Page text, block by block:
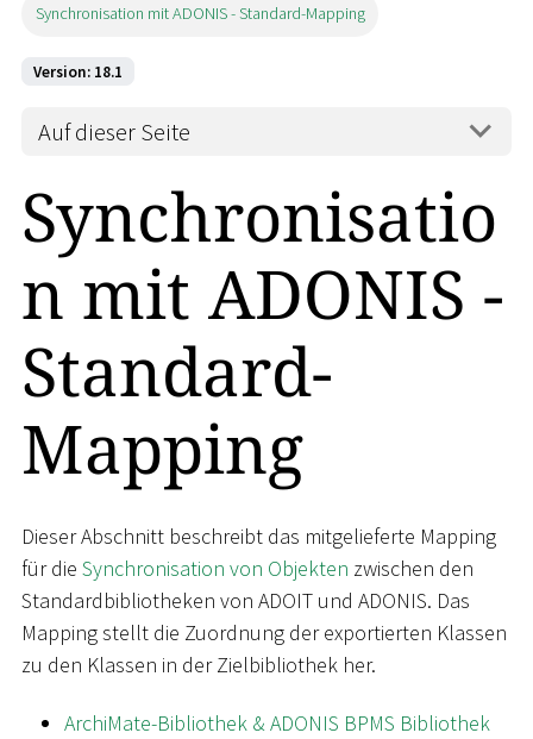
Synchronisation mit ADONIS - Standard-Mapping
Version: 18.1
Auf dieser Seite
Synchronisatio
n mit ADONIS -
Standard-
Mapping
Dieser Abschnitt beschreibt das mitgelieferte Mapping
für die Synchronisation von Objekten zwischen den
Standardbibliotheken von ADOIT und ADONIS. Das
Mapping stellt die Zuordnung der exportierten Klassen
zu den Klassen in der Zielbibliothek her.
ArchiMate-Bibliothek & ADONIS BPMS Bibliothek